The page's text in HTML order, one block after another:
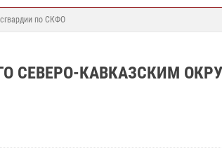
по СКФО
СЕВЕРО-КАВКАЗСКИМ